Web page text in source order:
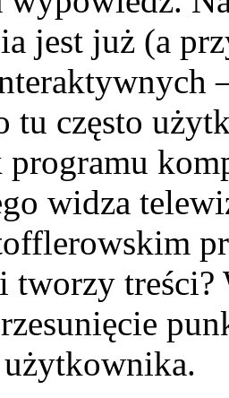
jest już (a
tu często
widza
tworzy treści?